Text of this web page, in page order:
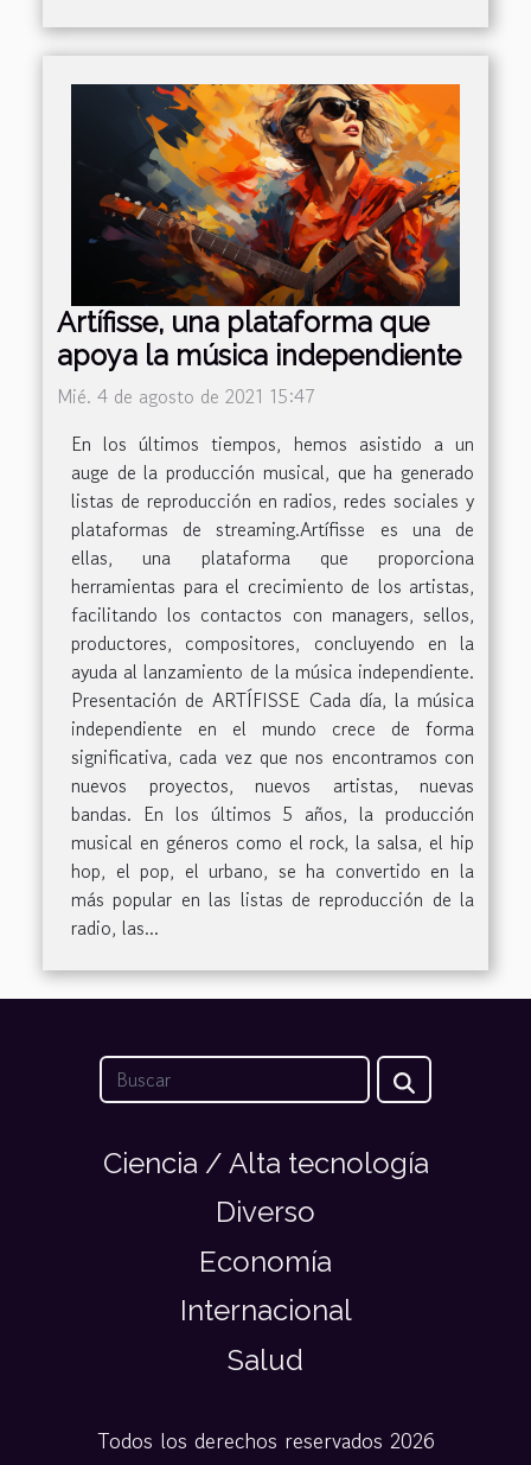
Artífisse, una plataforma que
apoya la música independiente
Mié. 4 de agosto de 2021 15:47
En los últimos tiempos, hemos asistido a un
auge de la producción musical, que ha generado
listas de reproducción en radios, redes sociales y
plataformas de streaming.Artífisse es una de
ellas, una plataforma que proporciona
herramientas para el crecimiento de los artistas,
facilitando los contactos con managers, sellos,
productores, compositores, concluyendo en la
ayuda al lanzamiento de la música independiente.
Presentación de ARTÍFISSE Cada día, la música
independiente en el mundo crece de forma
significativa, cada vez que nos encontramos con
nuevos proyectos, nuevos artistas, nuevas
bandas. En los últimos 5 años, la producción
musical en géneros como el rock, la salsa, el hip
hop, el pop, el urbano, se ha convertido en la
más popular en las listas de reproducción de la
radio, las...
Ciencia / Alta tecnología
Diverso
Economía
Internacional
Salud
Todos los derechos reservados 2026